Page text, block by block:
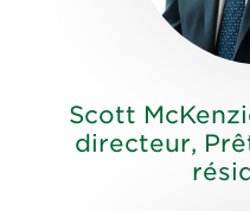
Scott
directeur,